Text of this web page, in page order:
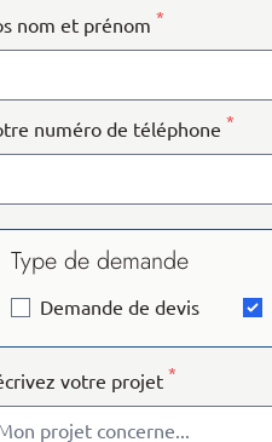
nom et prénom *
numéro de téléphone *
Type de demande
Demande de devis
votre projet *